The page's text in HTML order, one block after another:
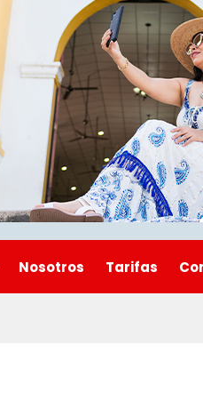
Nosotros Tarifas